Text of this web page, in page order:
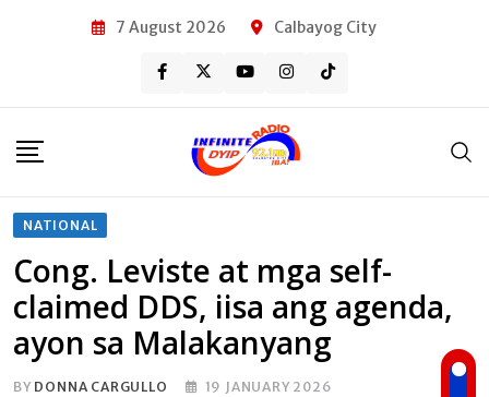
7 August 2026 Calbayog City
NATIONAL
Cong. Leviste at mga self-
claimed DDS, iisa ang agenda,
ayon sa Malakanyang
BY DONNA CARGULLO 19 JANUARY 2026